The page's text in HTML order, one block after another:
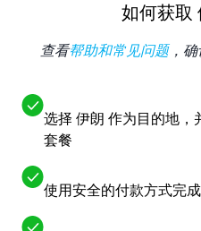
如何获取
查看帮助和常见问题，确
选择 伊朗 作为目的地，
套餐
使用安全的付款方式完